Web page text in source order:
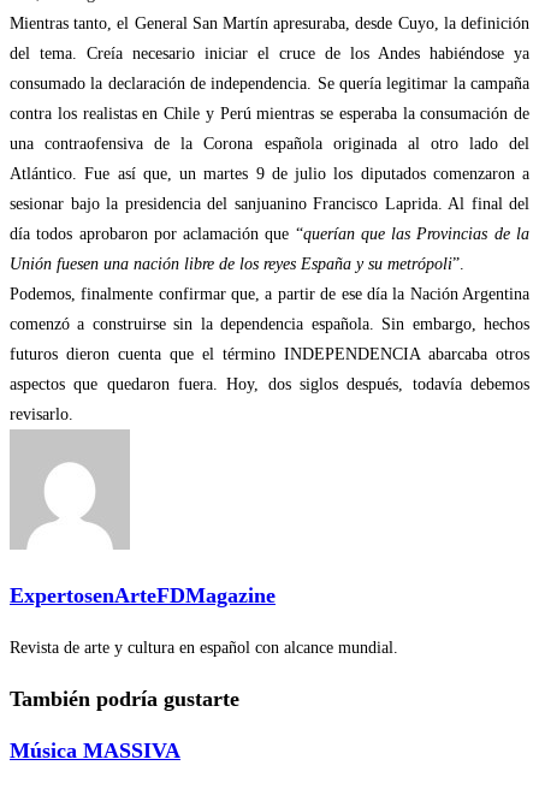
Mientras tanto, el General San Martín apresuraba, desde Cuyo, la definición
del tema. Creía necesario iniciar el cruce de los Andes habiéndose ya
consumado la declaración de independencia. Se quería legitimar la campaña
contra los realistas en Chile y Perú mientras se esperaba la consumación de
una contraofensiva de la Corona española originada al otro lado del
Atlántico. Fue así que, un martes 9 de julio los diputados comenzaron a
sesionar bajo la presidencia del sanjuanino Francisco Laprida. Al final del
día todos aprobaron por aclamación que “querían que las Provincias de la
Unión fuesen una nación libre de los reyes España y su metrópoli”.
Podemos, finalmente confirmar que, a partir de ese día la Nación Argentina
comenzó a construirse sin la dependencia española. Sin embargo, hechos
futuros dieron cuenta que el término INDEPENDENCIA abarcaba otros
aspectos que quedaron fuera. Hoy, dos siglos después, todavía debemos
revisarlo.
ExpertosenArteFDMagazine
Revista de arte y cultura en español con alcance mundial.
También podría gustarte
Música MASSIVA